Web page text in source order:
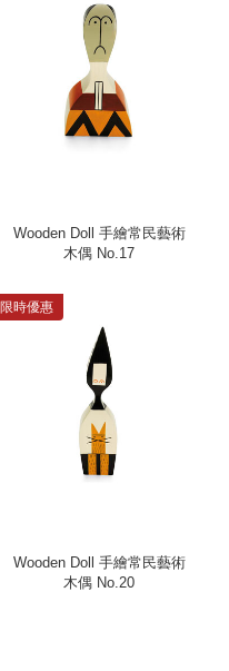
Wooden Doll 手繪常民藝術
木偶 No.17
限時優惠
Wooden Doll 手繪常民藝術
木偶 No.20